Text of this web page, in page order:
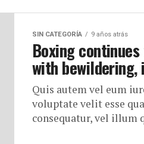
SIN CATEGORÍA 9 años atrás
Boxing
with
Quis autem vel eum
voluptate velit esse
consequatur, vel illum